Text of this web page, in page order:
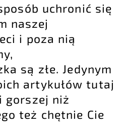
uchronić się
naszej
i poza nią
są złe. Jedynym
artykułów tutaj
gorszej niż
też chętnie Cie